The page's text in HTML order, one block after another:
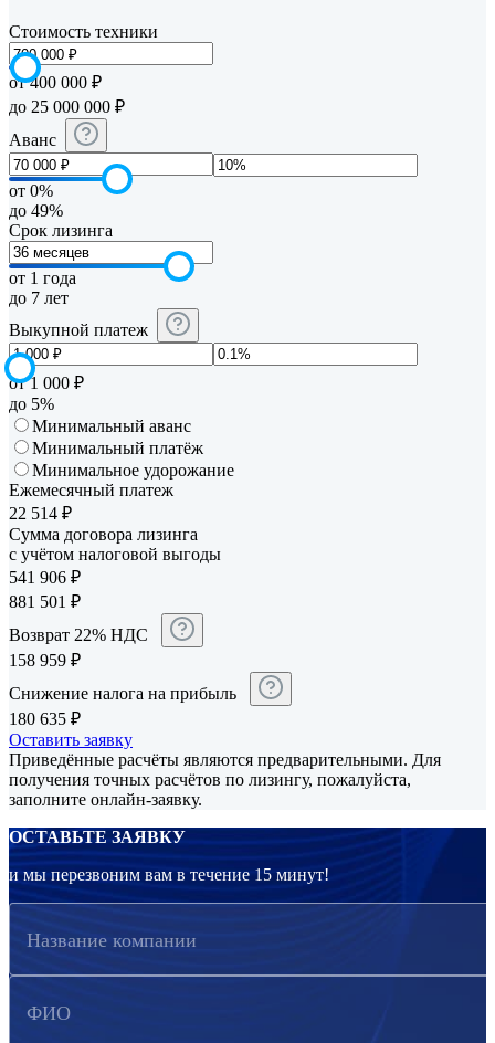
Стоимость техники
от 400 000 ₽
до 25 000 000 ₽
Аванс
от 0%
до 49%
Срок лизинга
от 1 года
до 7 лет
Выкупной платеж
от 1 000 ₽
до 5%
Минимальный аванс
Минимальный платёж
Минимальное удорожание
Ежемесячный платеж
22 514 ₽
Сумма договора лизинга
с учётом налоговой выгоды
541 906 ₽
881 501 ₽
Возврат 22% НДС
158 959 ₽
Снижение налога на прибыль
180 635 ₽
Оставить заявку
Приведённые расчёты являются предварительными. Для
получения точных расчётов по лизингу, пожалуйста,
заполните онлайн-заявку.
ОСТАВЬТЕ ЗАЯВКУ
и мы перезвоним вам в течение 15 минут!
Название компании
ФИО